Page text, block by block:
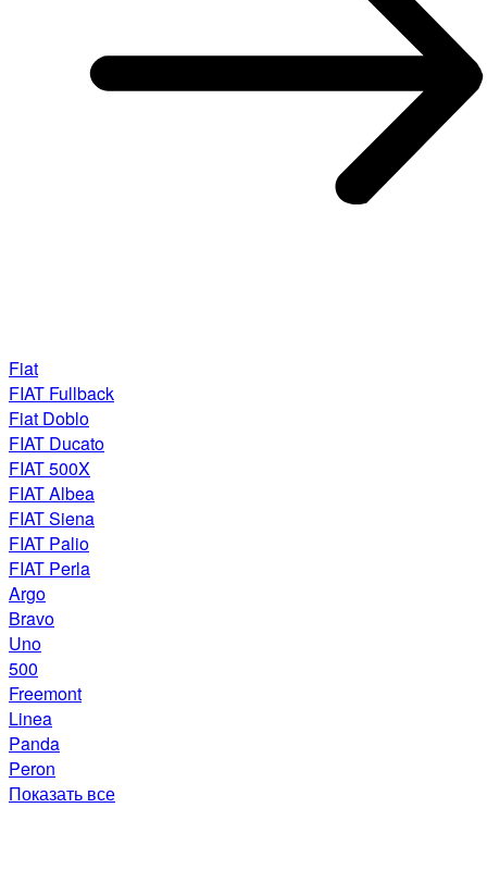
Fiat
FIAT Fullback
Fiat Doblo
FIAT Ducato
FIAT 500X
FIAT Albea
FIAT Siena
FIAT Palio
FIAT Perla
Argo
Bravo
Uno
500
Freemont
Linea
Panda
Peron
Показать все